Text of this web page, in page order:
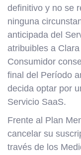
definitivo y no se
ninguna
anticipada del
atribuibles a
Consumidor
final del Período
decida optar por
Servicio SaaS.
Frente al Plan
cancelar su
través de los